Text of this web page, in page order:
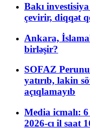
Bakı
çevirir, diqqət
Ankara,
birləşir?
SOFAZ
yatırıb, lakin
açıqlamayıb
Media icmalı:
2026-cı il saat